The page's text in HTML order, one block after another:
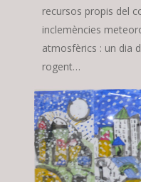
recursos propis del
inclemències
atmosfèrics : un dia
rogent…